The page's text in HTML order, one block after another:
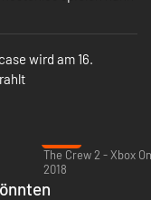
Sammlung mit den
deine Autos an
Wettbewerbsmodus.
wird am 16.
The Crew 2 - Xbox
2018